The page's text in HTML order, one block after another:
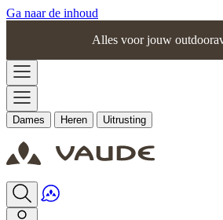
Ga naar de inhoud
Alles voor jouw
Dames Heren Uitrusting